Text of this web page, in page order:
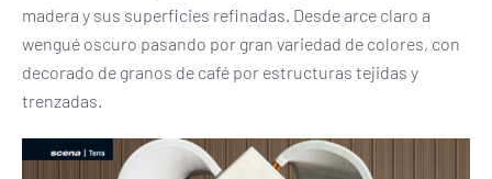
madera y sus superficies refinadas. Desde arce claro a
wengué oscuro pasando por gran variedad de colores, con
decorado de granos de café por estructuras tejidas y
trenzadas.